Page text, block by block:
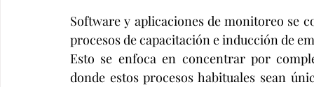
Software y aplicaciones de monitoreo se
procesos de capacitación e inducción de
Esto se enfoca en concentrar por
donde estos procesos habituales sean